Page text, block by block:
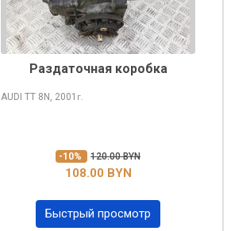
Раздаточная коробка
AUDI TT 8N, 2001 г.
-10% 120.00 BYN
108.00 BYN
Быстрый просмотр